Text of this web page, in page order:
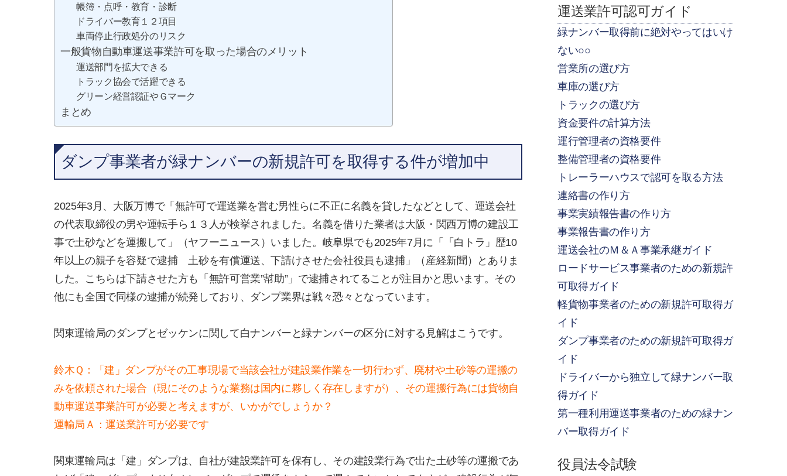
帳簿・点呼・教育・診断
ドライバー教育１２項目
車両停止行政処分のリスク
一般貨物自動車運送事業許可を取った場合のメリット
運送部門を拡大できる
トラック協会で活躍できる
グリーン経営認証やＧマーク
まとめ
ダンプ事業者が緑ナンバーの新規許可を取得する件が増加中
2025年3月、大阪万博で「無許可で運送業を営む男性らに不正に名義を貸したなどとして、運送会社
の代表取締役の男や運転手ら１３人が検挙されました。名義を借りた業者は大阪・関西万博の建設工
事で土砂などを運搬して」（ヤフーニュース）いました。岐阜県でも2025年7月に「「白トラ」歴10
年以上の親子を容疑で逮捕 土砂を有償運送、下請けさせた会社役員も逮捕」（産経新聞）とありま
した。こちらは下請させた方も「無許可営業”幇助”」で逮捕されてることが注目かと思います。その
他にも全国で同様の逮捕が続発しており、ダンプ業界は戦々恐々となっています。
関東運輸局のダンプとゼッケンに関して白ナンバーと緑ナンバーの区分に対する見解はこうです。
鈴木Ｑ：「建」ダンプがその工事現場で当該会社が建設業作業を一切行わず、廃材や土砂等の運搬の
みを依頼された場合（現にそのような業務は国内に夥しく存在しますが）、その運搬行為には貨物自
動車運送事業許可が必要と考えますが、いかがでしょうか？
運輸局Ａ：運送業許可が必要です
関東運輸局は「建」ダンプは、自社が建設業許可を保有し、その建設業行為で出た土砂等の運搬であ
運送業許可認可ガイド
緑ナンバー取得前に絶対やってはいけ
ない○○
営業所の選び方
車庫の選び方
トラックの選び方
資金要件の計算方法
運行管理者の資格要件
整備管理者の資格要件
トレーラーハウスで認可を取る方法
連絡書の作り方
事業実績報告書の作り方
事業報告書の作り方
運送会社のＭ＆Ａ事業承継ガイド
ロードサービス事業者のための新規許
可取得ガイド
軽貨物事業者のための新規許可取得ガ
イド
ダンプ事業者のための新規許可取得ガ
イド
ドライバーから独立して緑ナンバー取
得ガイド
第一種利用運送事業者のための緑ナン
バー取得ガイド
役員法令試験